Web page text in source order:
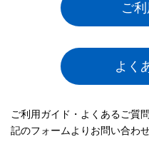
ご
よく
ご利用ガイド・よくあるご質
記のフォームよりお問い合わ